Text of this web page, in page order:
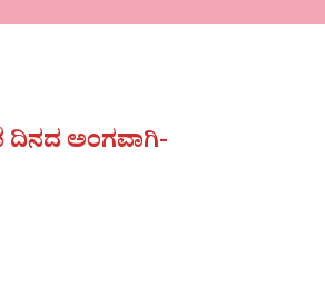
ದಿನದ ಅಂಗವಾಗಿ-